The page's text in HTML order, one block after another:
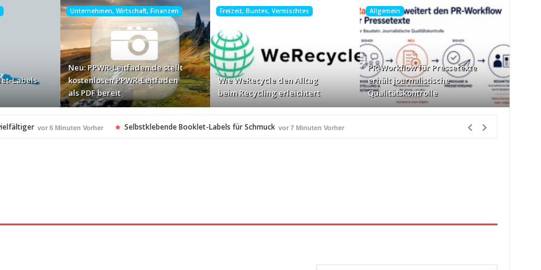
Labels
Unternehmen, Wirtschaft, Finanzen
Neu: PPWR-Leitfaden.de stellt
kostenlosen PPWR-Leitfaden
als PDF bereit
Freizeit, Buntes, Vermischtes
Wie WeRecycle den Alltag
beim Recycling erleichtert
Allgemein
PR-Workflow für Pressetexte
erhält journalistische
Qualitätskontrolle
vor 6 Minuten Vorher Selbstklebende Booklet-Labels für Schmuck vor 7 Minuten Vorher